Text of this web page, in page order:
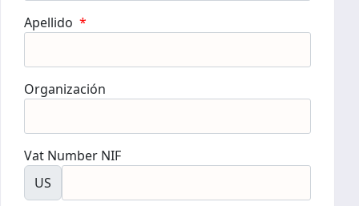
Apellido *
Organización
Vat Number NIF
US